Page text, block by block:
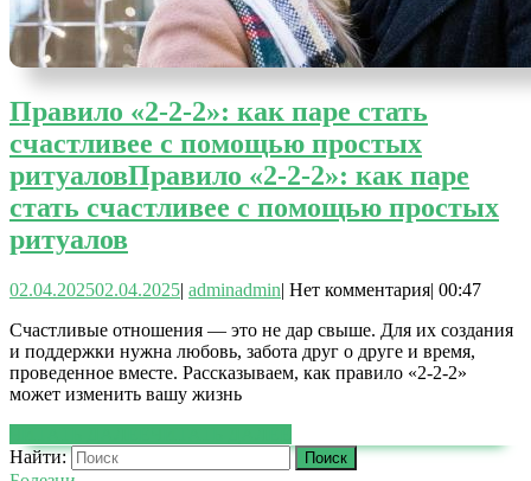
Правило «2-2-2»: как паре стать
счастливее с помощью простых
ритуаловПравило «2-2-2»: как паре
стать счастливее с помощью простых
ритуалов
02.04.202502.04.2025| adminadmin| Нет комментария| 00:47
Счастливые отношения — это не дар свыше. Для их создания
и поддержки нужна любовь, забота друг о друге и время,
проведенное вместе. Рассказываем, как правило «2-2-2»
может изменить вашу жизнь
Найти: